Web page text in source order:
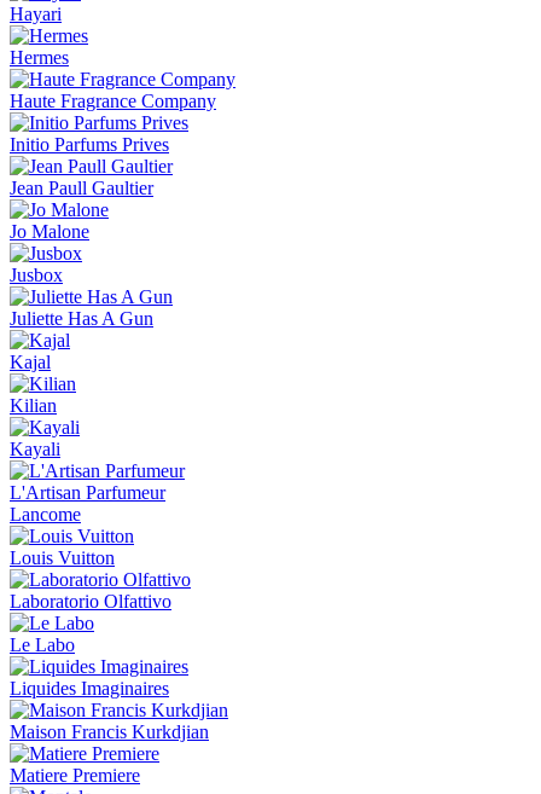
Hayari
Hermes
Haute Fragrance Company
Initio Parfums Prives
Jean Paull Gaultier
Jo Malone
Jusbox
Juliette Has A Gun
Kajal
Kilian
Kayali
L'Artisan Parfumeur
Lancome
Louis Vuitton
Laboratorio Olfattivo
Le Labo
Liquides Imaginaires
Maison Francis Kurkdjian
Matiere Premiere